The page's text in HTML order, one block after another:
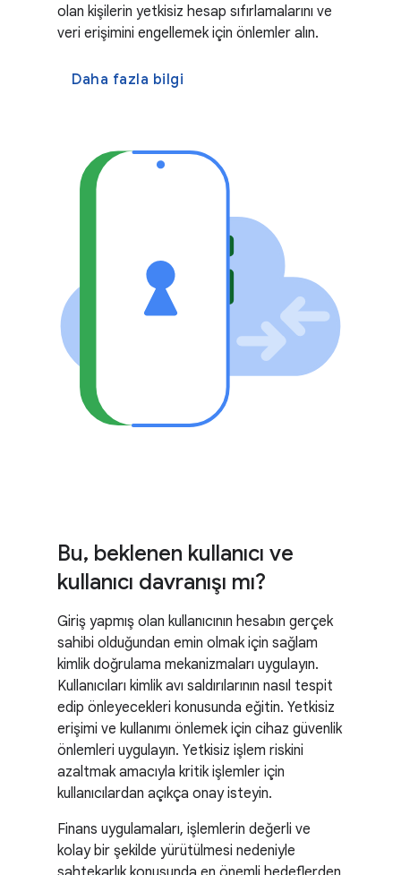
olan kişilerin yetkisiz hesap sıfırlamalarını ve
veri erişimini engellemek için önlemler alın.
Daha fazla bilgi
Bu, beklenen kullanıcı ve
kullanıcı davranışı mı?
Giriş yapmış olan kullanıcının hesabın gerçek
sahibi olduğundan emin olmak için sağlam
kimlik doğrulama mekanizmaları uygulayın.
Kullanıcıları kimlik avı saldırılarının nasıl tespit
edip önleyecekleri konusunda eğitin. Yetkisiz
erişimi ve kullanımı önlemek için cihaz güvenlik
önlemleri uygulayın. Yetkisiz işlem riskini
azaltmak amacıyla kritik işlemler için
kullanıcılardan açıkça onay isteyin.
Finans uygulamaları, işlemlerin değerli ve
kolay bir şekilde yürütülmesi nedeniyle